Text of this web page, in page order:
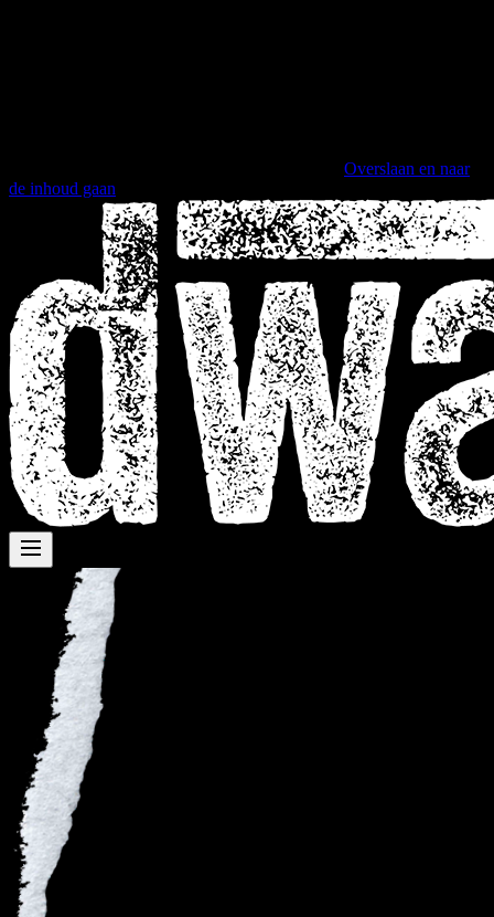
Overslaan en naar
de inhoud gaan